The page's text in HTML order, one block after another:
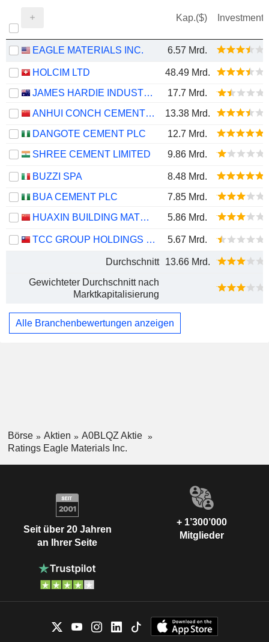
Kap.($) Investment
EAGLE MATERIALS INC. 6.57 Mrd.
HOLCIM LTD
48.49 Mrd.
JAMES HARDIE INDUSTRIES PLC
17.7 Mrd.
ANHUI CONCH CEMENT COMPANY LIMITED
13.38 Mrd.
DANGOTE CEMENT PLC
12.7 Mrd.
SHREE CEMENT LIMITED
9.86 Mrd.
BUZZI SPA
8.48 Mrd.
BUA CEMENT PLC
7.85 Mrd.
HUAXIN BUILDING MATERIALS GROUP CO., LTD.
5.86 Mrd.
TCC GROUP HOLDINGS CO., LTD. 5.67 Mrd.
Durchschnitt
13.66 Mrd.
Gewichteter Durchschnitt nach
Marktkapitalisierung
Alle Branchenbewertungen anzeigen
Börse Aktien
A0BLQZ Aktie
Ratings Eagle Materials Inc.
Seit über 20 Jahren
an Ihrer Seite
+ 1’300’000
Mitglieder